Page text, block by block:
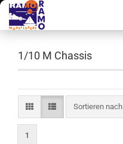
1/10 M Chassis
Sortieren nach
Sortieren nach
1